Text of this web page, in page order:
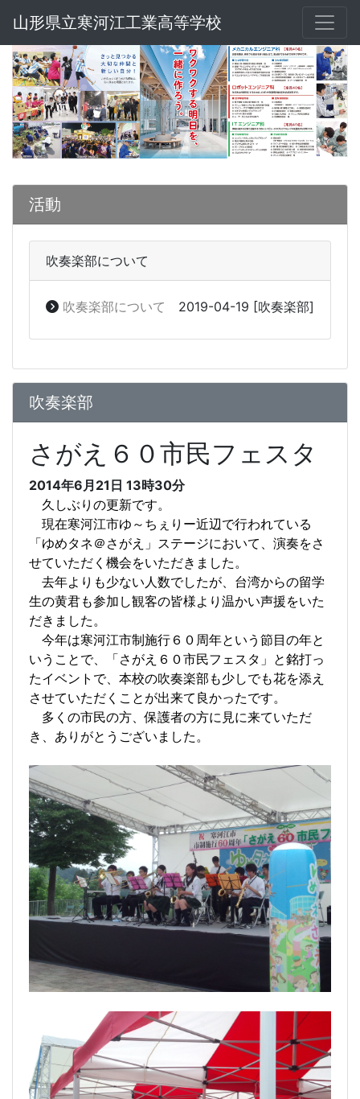
山形県立寒河江工業高等学校
活動
吹奏楽部について
吹奏楽部について 2019-04-19 [吹奏楽部]
吹奏楽部
さがえ６０市民フェスタ
2014年6月21日 13時30分
久しぶりの更新です。
現在寒河江市ゆ～ちぇりー近辺で行われている
「ゆめタネ＠さがえ」ステージにおいて、演奏をさ
せていただく機会をいただきました。
去年よりも少ない人数でしたが、台湾からの留学
生の黄君も参加し観客の皆様より温かい声援をいた
だきました。
今年は寒河江市制施行６０周年という節目の年と
いうことで、「さがえ６０市民フェスタ」と銘打っ
たイベントで、本校の吹奏楽部も少しでも花を添え
させていただくことが出来て良かったです。
多くの市民の方、保護者の方に見に来ていただ
き、ありがとうございました。